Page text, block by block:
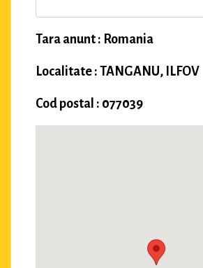
Tara anunt : Romania
Localitate : TANGANU, ILFOV
Cod postal : 077039